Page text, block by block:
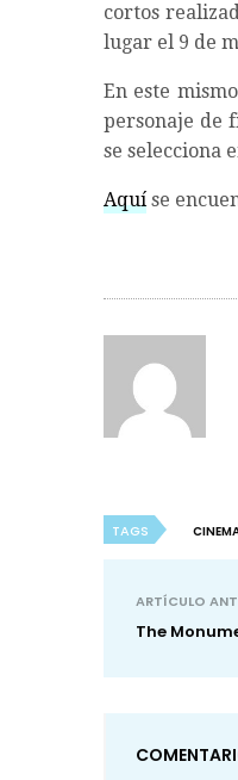
cortos
lugar el 9 de
En este
personaje de
se selecciona
Aquí se
TAGS
ARTÍCULO
The